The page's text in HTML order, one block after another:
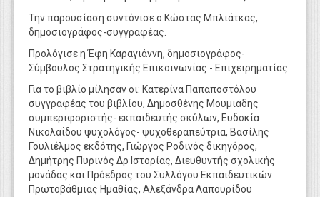
Την παρουσίαση συντόνισε ο Κώστας Μπλιάτκας,
δημοσιογράφος-συγγραφέας.
Προλόγισε η Έφη Καραγιάννη, δημοσιογράφος-
Σύμβουλος Στρατηγικής Επικοινωνίας - Eπιχειρηματίας
Για το βιβλίο μίλησαν οι: Κατερίνα Παπαποστόλου
συγγραφέας του βιβλίου, Δημοσθένης Μουμιάδης
συμπεριφοριστής- εκπαιδευτής σκύλων, Ευδοκία
Νικολαΐδου ψυχολόγος- ψυχοθεραπεύτρια, Βασίλης
Γουλιέλμος εκδότης, Γιώργος Ροδινός δικηγόρος,
Δημήτρης Πυρινός Δρ Ιστορίας, Διευθυντής σχολικής
μονάδας και Πρόεδρος του Συλλόγου Εκπαιδευτικών
Πρωτοβάθμιας Ημαθίας, Αλεξάνδρα Λαπουρίδου